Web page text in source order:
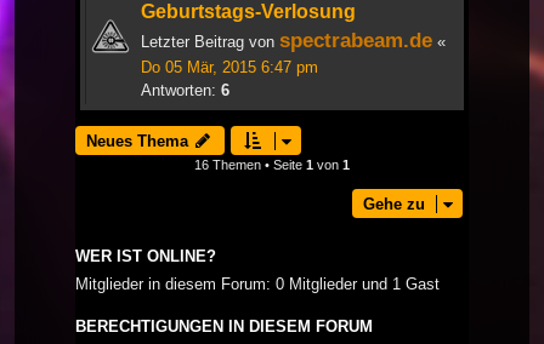
Geburtstags-Verlosung
Letzter Beitrag von spectrabeam.de «
Do 05 Mär, 2015 6:47 pm
Antworten: 6
Neues Thema
16 Themen • Seite 1 von 1
Gehe zu
WER IST ONLINE?
Mitglieder in diesem Forum: 0 Mitglieder und 1 Gast
BERECHTIGUNGEN IN DIESEM FORUM